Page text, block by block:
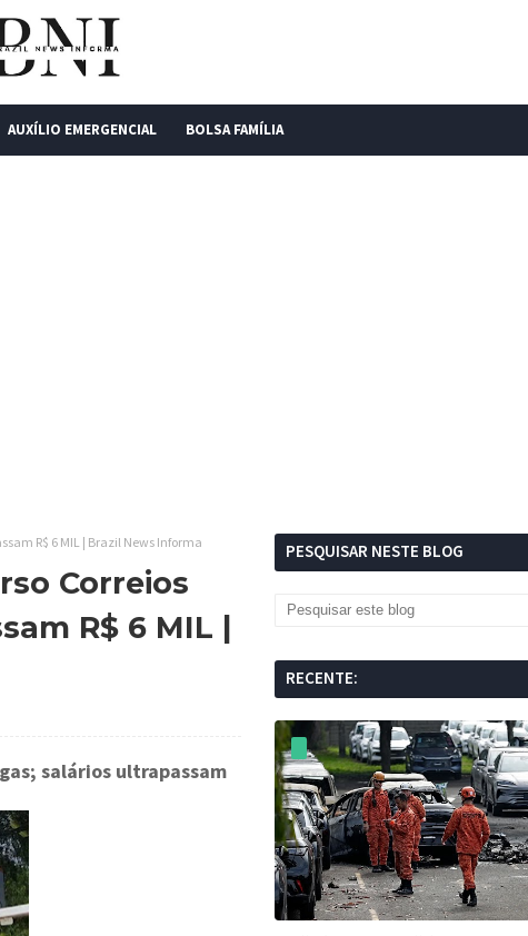
AUXÍLIO EMERGENCIAL BOLSA FAMÍLIA
R$ 6 MIL | Brazil News Informa
Correios
R$ 6 MIL |
salários ultrapassam
PESQUISAR NESTE BLOG
RECENTE: